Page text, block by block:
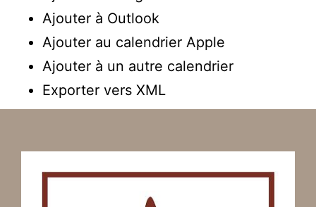
Ajouter à Outlook
Ajouter au calendrier Apple
Ajouter à un autre calendrier
Exporter vers XML